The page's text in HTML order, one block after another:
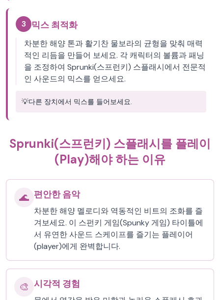
3 믹스 최적화
차분한 해양 톤과 활기찬 물보라의 균형을 맞춰 매력
적인 리듬을 만들어 보세요. 각 캐릭터의 볼륨과 패닝
을 조정하여 Sprunki(스프런키) 스플래시에서 전문적
인 사운드의 믹스를 얻으세요.
💡다른 장치에서 믹스를 들어보세요.
Sprunki(스프런키) 스플래시를 플레이
(Play)해야 하는 이유
🌊 편안한 음악
차분한 해양 멜로디와 역동적인 비트의 조화를 즐
겨보세요. 이 스펀키 게임(Spunky 게임) 타이틀에
서 유연한 사운드 스케이프를 즐기는 플레이어
(player)에게 완벽합니다.
🎨 시각적 경험